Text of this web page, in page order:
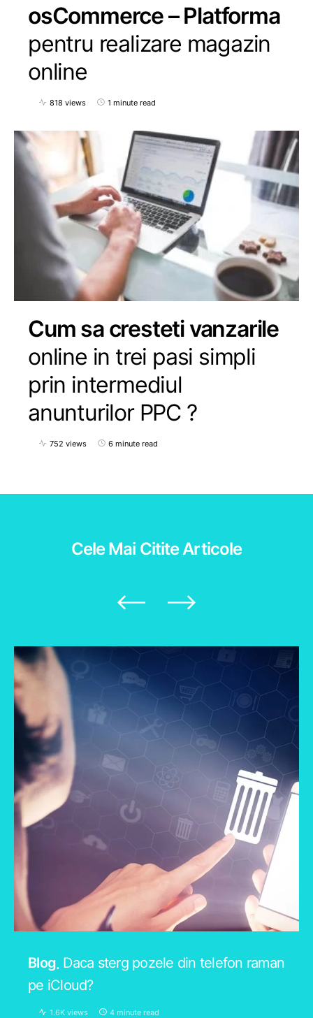
osCommerce – Platforma
pentru realizare magazin
online
818 views 1 minute read
Cum sa cresteti vanzarile
online in trei pasi simpli
prin intermediul
anunturilor PPC ?
752 views 6 minute read
Cele Mai CititeArticole
Blog Daca sterg pozele din telefon raman
pe iCloud?
1.6K views 4 minute read